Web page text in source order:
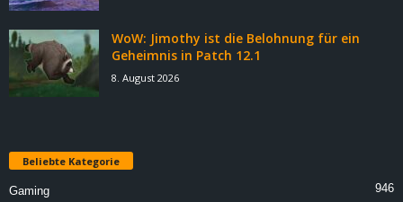
WoW: Jimothy ist die Belohnung für ein
Geheimnis in Patch 12.1
8. August 2026
Beliebte Kategorie
Gaming 946